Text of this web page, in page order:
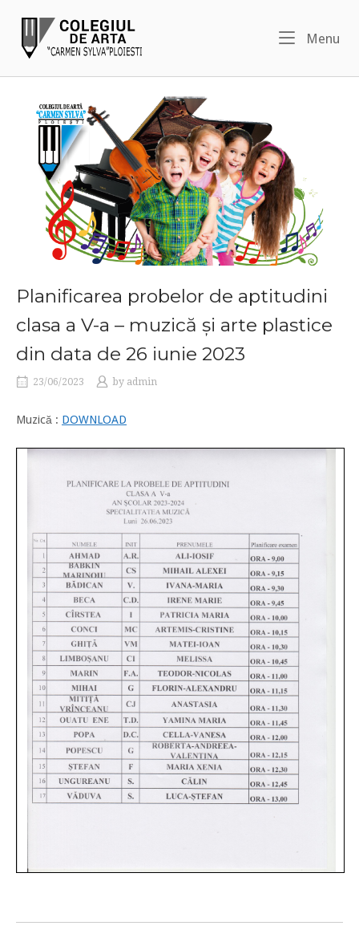
content
Menu
Planificarea probelor de aptitudini
clasa a V-a – muzică și arte plastice
din data de 26 iunie 2023
23/06/2023 by admin
Muzică : DOWNLOAD